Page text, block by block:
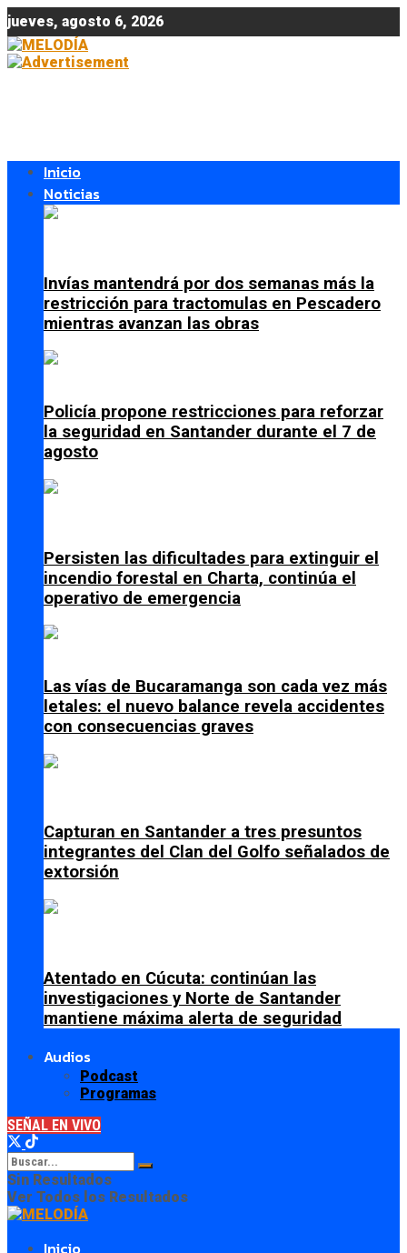
jueves, agosto 6, 2026
Inicio
Noticias
Invías mantendrá por dos semanas más la
restricción para tractomulas en Pescadero
mientras avanzan las obras
Policía propone restricciones para reforzar
la seguridad en Santander durante el 7 de
agosto
Persisten las dificultades para extinguir el
incendio forestal en Charta, continúa el
operativo de emergencia
Las vías de Bucaramanga son cada vez más
letales: el nuevo balance revela accidentes
con consecuencias graves
Capturan en Santander a tres presuntos
integrantes del Clan del Golfo señalados de
extorsión
Atentado en Cúcuta: continúan las
investigaciones y Norte de Santander
mantiene máxima alerta de seguridad
Audios
Podcast
Programas
SEÑAL EN VIVO
Sin Resultados
Ver Todos los Resultados
Inicio